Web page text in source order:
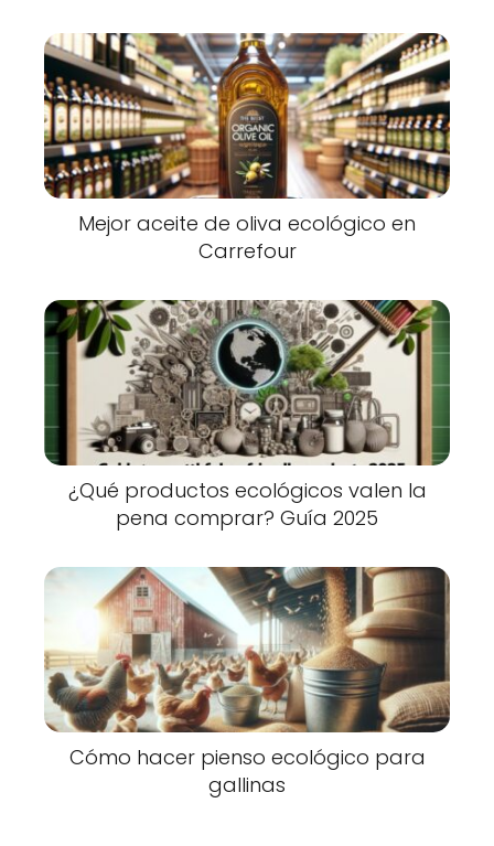
Mejor aceite de oliva ecológico en
Carrefour
¿Qué productos ecológicos valen la
pena comprar? Guía 2025
Cómo hacer pienso ecológico para
gallinas